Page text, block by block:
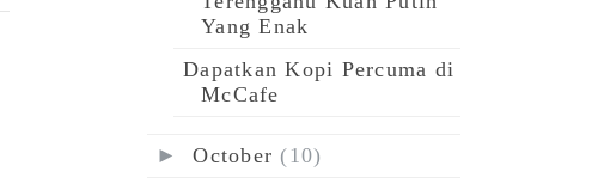
Yang Enak
Dapatkan Kopi Percuma di
McCafe
►October (10)